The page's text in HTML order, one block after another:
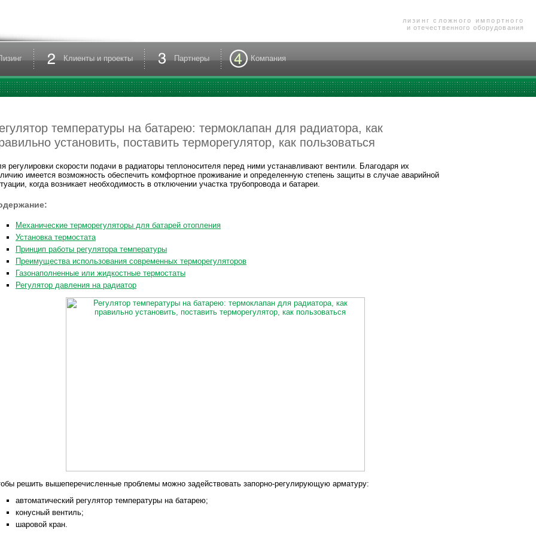
лизинг сложного импортного
и отечественного оборудования
Клиенты и проекты Партнеры Компания
температуры на батарею: термоклапан для радиатора, как
установить, поставить терморегулятор, как пользоваться
регулировки скорости подачи в радиаторы теплоносителя перед ними устанавливают вентили. Благодаря их
имеется возможность обеспечить комфортное проживание и определенную степень защиты в случае аварийной
когда возникает необходимость в отключении участка трубопровода и батареи.
Механические терморегуляторы для батарей отопления
Установка термостата
Принцип работы регулятора температуры
Преимущества использования современных терморегуляторов
Газонаполненные или жидкостные термостаты
Регулятор давления на радиатор
решить вышеперечисленные проблемы можно задействовать запорно-регулирующую арматуру:
автоматический регулятор температуры на батарею;
конусный вентиль;
шаровой кран.